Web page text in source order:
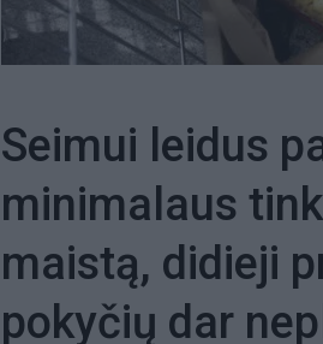
Seimui leidus
minimalaus
maistą, didieji
pokyčių dar